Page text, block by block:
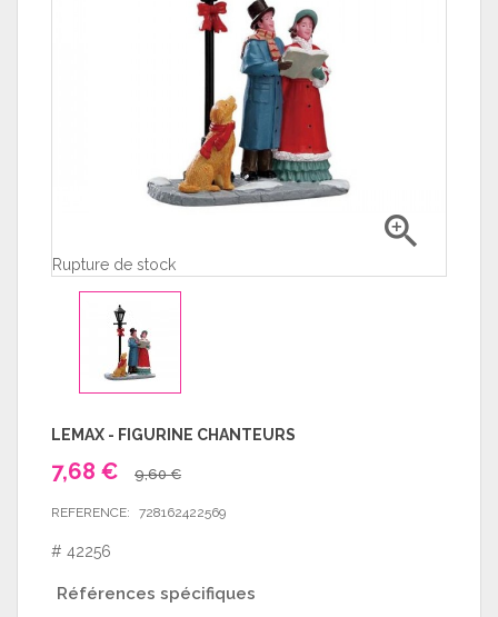

Rupture de stock
LEMAX - FIGURINE CHANTEURS
7,68 € 9,60 €
REFERENCE: 728162422569
# 42256
Références spécifiques